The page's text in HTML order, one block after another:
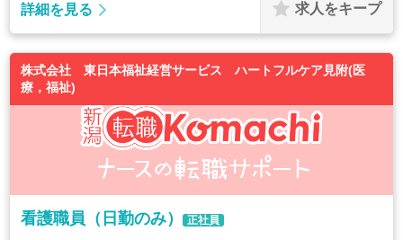
詳細を見る 求人をキープ
株式会社 東日本福祉経営サービス ハートフルケア見附(医
療，福祉)
看護職員（日勤のみ） 正社員